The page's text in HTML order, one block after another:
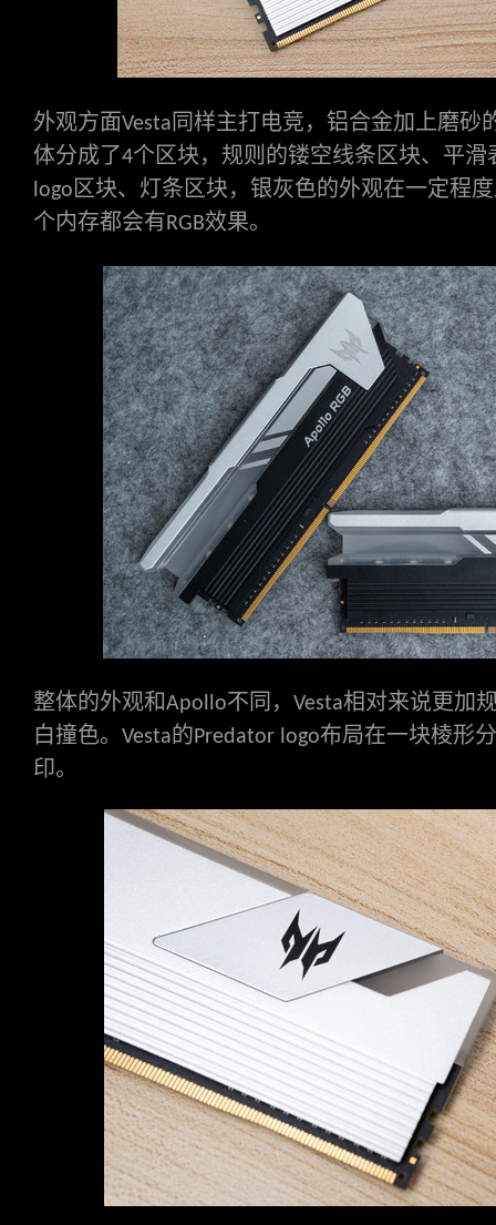
外观方面Vesta 同样主打电竞，铝合金加上磨砂
体分成了4个区块，规则的镂空线条区块、平
logo 区块、灯条区块，银灰色的外观在一定程
个内存都会有RGB效果。
整体的外观和Apollo不同， Vesta相对来说更加
白撞色。 Vesta的Predator logo布局在一块棱形
印。